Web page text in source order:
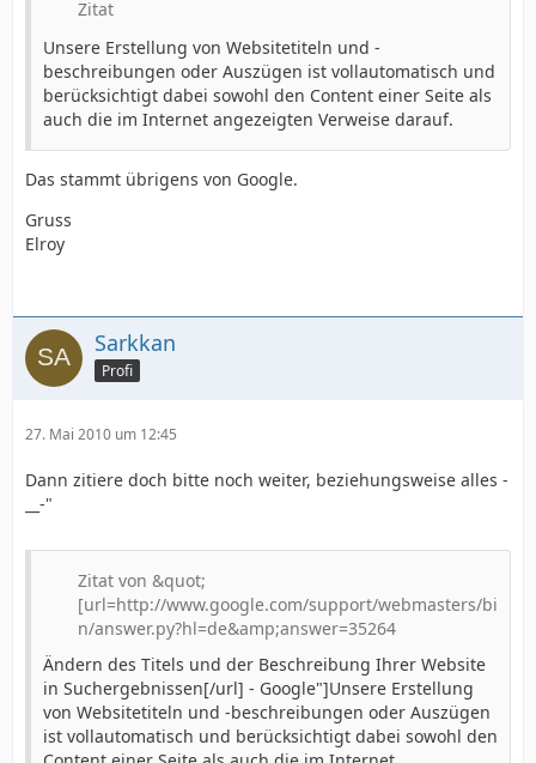
Zitat
Unsere Erstellung von Websitetiteln und -
beschreibungen oder Auszügen ist vollautomatisch und
berücksichtigt dabei sowohl den Content einer Seite als
auch die im Internet angezeigten Verweise darauf.
Das stammt übrigens von Google.
Gruss
Elroy
Sarkkan
Profi
27. Mai 2010 um 12:45
Dann zitiere doch bitte noch weiter, beziehungsweise alles -
__-"
Zitat von &quot;
[url=http://www.google.com/support/webmasters/bi
n/answer.py?hl=de&amp;answer=35264
Ändern des Titels und der Beschreibung Ihrer Website
in Suchergebnissen[/url] - Google"]Unsere Erstellung
von Websitetiteln und -beschreibungen oder Auszügen
ist vollautomatisch und berücksichtigt dabei sowohl den